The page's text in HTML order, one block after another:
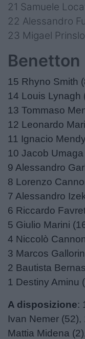
21 Samuele
22 Alessandro
23 Migael
Benetton
15 Rhyno Smith
14 Louis Lynagh
13 Tommaso
12 Leonardo
11 Ignacio
10 Jacob Umaga
9 Alessandro
8 Lorenzo
7 Alessandro
6 Riccardo
5 Giulio Marini
4 Niccolò
3 Marcos
2 Bautista
1 Destiny Aminu
A disposizione:
Ivan Nemer
Mattia Midena